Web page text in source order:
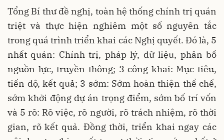
Tổng Bí thư đề nghị, toàn hệ thống chính trị quán
triệt và thực hiện nghiêm một số nguyên tắc
trong quá trình triển khai các Nghị quyết. Đó là, 5
nhất quán: Chính trị, pháp lý, dữ liệu, phân bổ
nguồn lực, truyền thông; 3 công khai: Mục tiêu,
tiến độ, kết quả; 3 sớm: Sớm hoàn thiện thể chế,
sớm khởi động dự án trọng điểm, sớm bố trí vốn
và 5 rõ: Rõ việc, rõ người, rõ trách nhiệm, rõ thời
gian, rõ kết quả. Đồng thời, triển khai ngay các